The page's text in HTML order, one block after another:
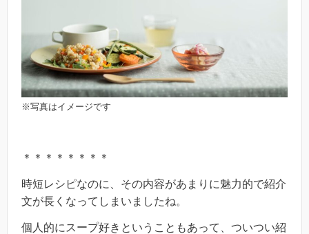
※写真はイメージです
＊＊＊＊＊＊＊＊
時短レシピなのに、その内容があまりに魅力的で紹介
文が長くなってしまいましたね。
個人的にスープ好きということもあって、ついつい紹